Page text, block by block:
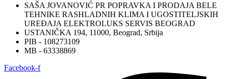
SAŠA JOVANOVIĆ PR POPRAVKA I PRODAJA BELE
TEHNIKE RASHLADNIH KLIMA I UGOSTITELJSKIH
UREĐAJA ELEKTROLUKS SERVIS BEOGRAD
USTANIČKA 194, 11000, Beograd, Srbija
PIB - 108273109
MB - 63338869
Facebook-f